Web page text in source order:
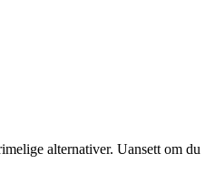
alternativer. Uansett om du